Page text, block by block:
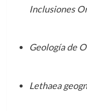
Inclusiones
Geología de
Lethaea